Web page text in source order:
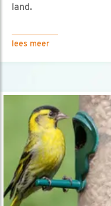
land.
lees meer